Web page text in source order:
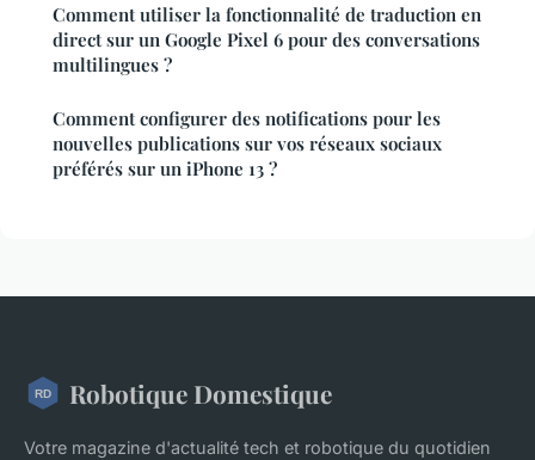
Comment utiliser la fonctionnalité de traduction en
direct sur un Google Pixel 6 pour des conversations
multilingues ?
Comment configurer des notifications pour les
nouvelles publications sur vos réseaux sociaux
préférés sur un iPhone 13 ?
Robotique Domestique
Votre magazine d'actualité tech et robotique du quotidien